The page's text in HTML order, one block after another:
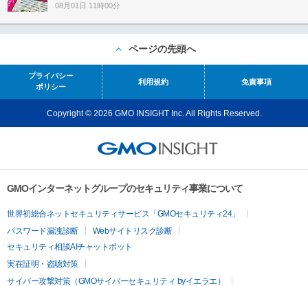
08月01日 11時00分
ページの先頭へ
プライバシー
ポリシー
利用規約 免責事項
Copyright © 2026 GMO INSIGHT Inc. All Rights Reserved.
GMOインターネットグループのセキュリティ事業について
世界初総合ネットセキュリティサービス「GMOセキュリティ24」
パスワード漏洩診断
Webサイトリスク診断
セキュリティ相談AIチャットボット
実在証明・盗聴対策
サイバー攻撃対策（GMOサイバーセキュリティ byイエラエ）